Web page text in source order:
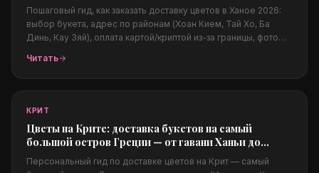
Пошаговый гид, как заказать доставку цветов в Ханое 2026:
выбор букета, адрес по районам (Хоан Кием, Тай Хо, Ба
Динь, Кау Зяй), оплата картой/криптой из-за границы, фото
популярные поводы. Плюс перелинковка на Дананг и
Читать
КРИТ
Цветы на Крите: доставка букетов на самый
большой остров Греции — от гавани Ханьи до
люкс-курортов Элунды
Персональный гид по доставке цветов на Крит — самый